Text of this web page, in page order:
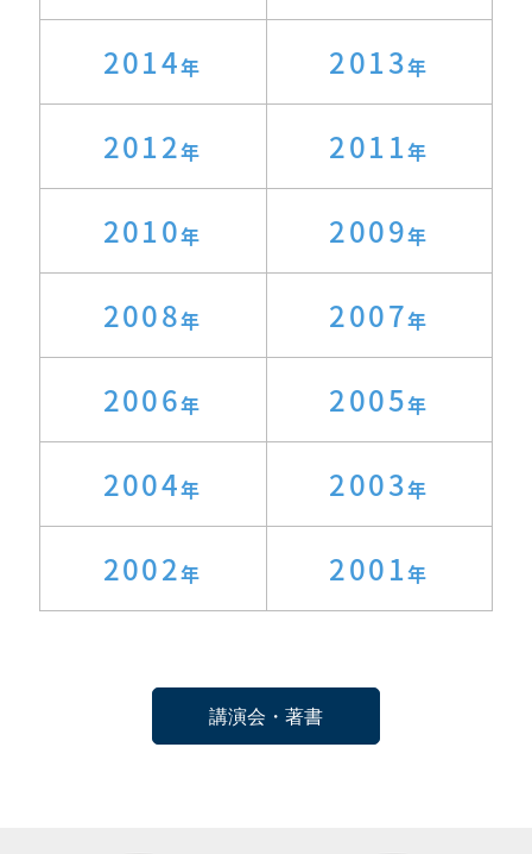
2014 2013
2012 2011
2010 2009
2008 2007
2006 2005
2004 2003
2002 2001
講演会・著書